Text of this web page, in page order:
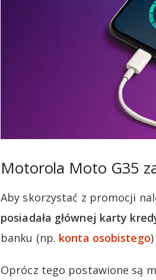
Motorola Moto G35
Aby skorzystać z promocji
posiadała głównej karty
banku (np. konta osobistego
Oprócz tego postawione są